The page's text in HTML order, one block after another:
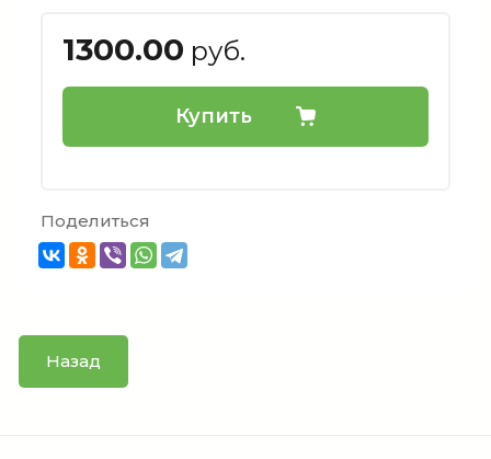
1300.00 руб.
Купить
Поделиться
Назад